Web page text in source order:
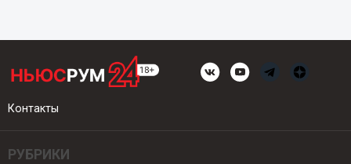
Контакты
РУБРИКИ